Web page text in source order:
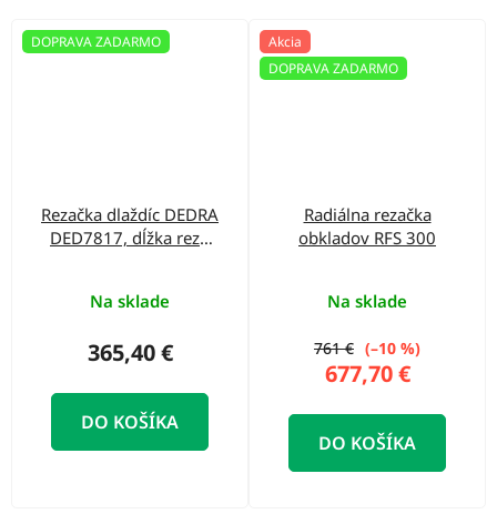
DOPRAVA ZADARMO
Rezačka dlaždíc DEDRA
DED7817, dĺžka rezu
Na sklade
365,40 €
DO KOŠÍKA
Akcia
DOPRAVA ZADARMO
Radiálna rezačka
obkladov RFS 300
Na sklade
677,70 €
761 € (–10 %)
DO KOŠÍKA